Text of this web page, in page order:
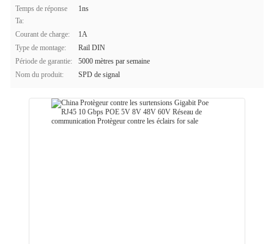
Temps de réponse
Ta:
1ns
Courant de charge:
1A
Type de montage:
Rail DIN
Période de garantie:
5000 mètres par semaine
Nom du produit:
SPD de signal